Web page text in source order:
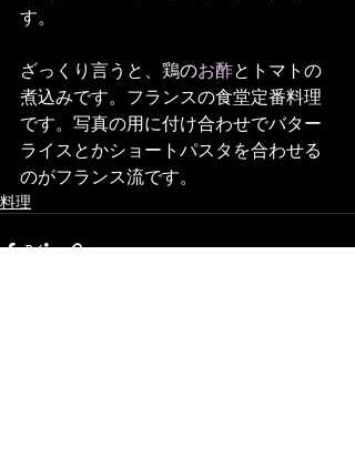
す。
ざっくり言うと、鶏のお酢とトマトの
煮込みです。フランスの食堂定番料理
です。写真の用に付け合わせでバター
ライスとかショートパスタを合わせる
のがフランス流です。
料理